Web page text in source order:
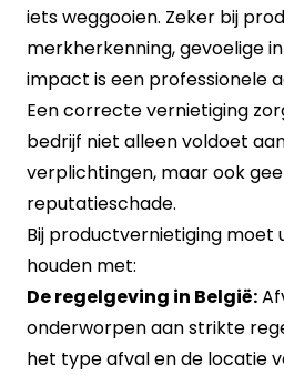
iets weggooien. Zeker bij
merkherkenning, gevoelige
impact is een professionele
Een correcte vernietiging
bedrijf niet alleen voldoet
verplichtingen, maar ook
reputatieschade.
Bij productvernietiging moet
houden met:
De regelgeving in België:
onderworpen aan strikte
het type afval en de locatie